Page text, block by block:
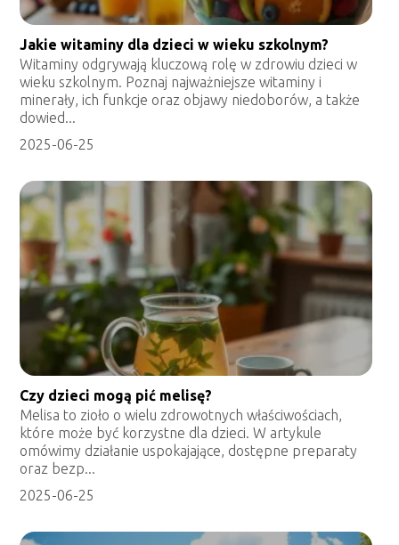
Jakie witaminy dla dzieci w wieku szkolnym?
Witaminy odgrywają kluczową rolę w zdrowiu dzieci w
wieku szkolnym. Poznaj najważniejsze witaminy i
minerały, ich funkcje oraz objawy niedoborów, a także
dowied...
2025-06-25
Czy dzieci mogą pić melisę?
Melisa to zioło o wielu zdrowotnych właściwościach,
które może być korzystne dla dzieci. W artykule
omówimy działanie uspokajające, dostępne preparaty
oraz bezp...
2025-06-25